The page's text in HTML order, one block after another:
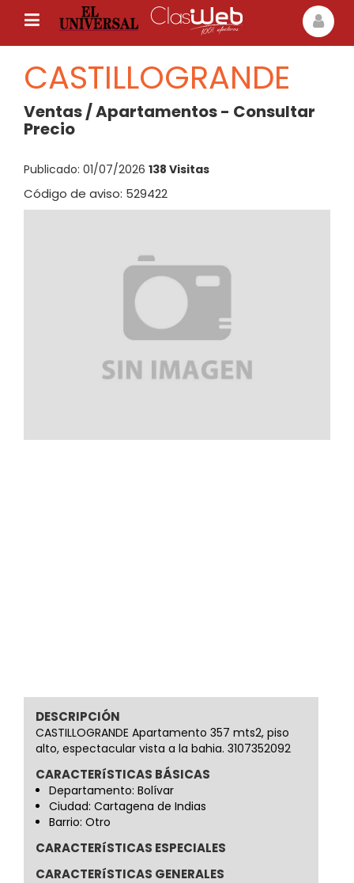
CASTILLOGRANDE
Ventas / Apartamentos - Consultar
Precio
Publicado: 01/07/2026 138 Visitas
Código de aviso: 529422
DESCRIPCIÓN
CASTILLOGRANDE Apartamento 357 mts2, piso
alto, espectacular vista a la bahia. 3107352092
CARACTERíSTICAS BÁSICAS
Departamento: Bolívar
Ciudad: Cartagena de Indias
Barrio: Otro
CARACTERíSTICAS ESPECIALES
CARACTERíSTICAS GENERALES